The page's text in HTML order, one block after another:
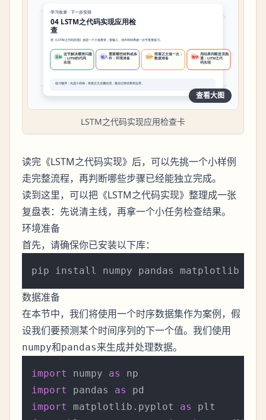
查看大图
LSTM之代码实现应用检查卡
读完《LSTM之代码实现》后，可以先挑一个小样例
走完整流程，再判断哪些步骤已经能独立完成。
读到这里，可以把《LSTM之代码实现》整理成一张
复盘表：先说清主线，再拿一个小任务检查结果。
环境准备
首先，请确保你已安装以下库：
数据准备
在本节中，我们将使用一个时序数据集作为案例，假
设我们要预测某个时间序列的下一个值。我们使用
numpy和pandas来生成并处理数据。
import numpy as
import
pandas as
import
matplotlib.pyplot as